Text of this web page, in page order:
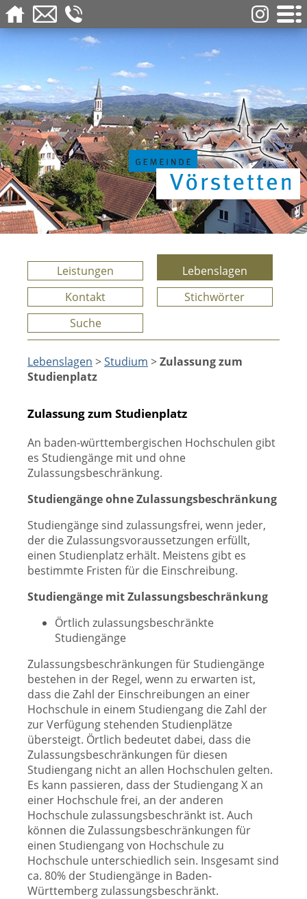
Leistungen
Lebenslagen
Kontakt
Stichwörter
Suche
Lebenslagen >Studium >Zulassung zum
Studienplatz
Zulassung zum Studienplatz
An baden-württembergischen Hochschulen gibt
es Studiengänge mit und ohne
Zulassungsbeschränkung.
Studiengänge ohne Zulassungsbeschränkung
Studiengänge sind zulassungsfrei, wenn jeder,
der die Zulassungsvoraussetzungen erfüllt,
einen Studienplatz erhält. Meistens gibt es
bestimmte Fristen für die Einschreibung.
Studiengänge mit Zulassungsbeschränkung
Örtlich zulassungsbeschränkte
Studiengänge
Zulassungsbeschränkungen für Studiengänge
bestehen in der Regel, wenn zu erwarten ist,
dass die Zahl der Einschreibungen an einer
Hochschule in einem Studiengang die Zahl der
zur Verfügung stehenden Studienplätze
übersteigt. Örtlich bedeutet dabei, dass die
Zulassungsbeschränkungen für diesen
Studiengang nicht an allen Hochschulen gelten.
Es kann passieren, dass der Studiengang X an
einer Hochschule frei, an der anderen
Hochschule zulassungsbeschränkt ist. Auch
können die Zulassungsbeschränkungen für
einen Studiengang von Hochschule zu
Hochschule unterschiedlich sein. Insgesamt sind
ca. 80% der Studiengänge in Baden-
Württemberg zulassungsbeschränkt.